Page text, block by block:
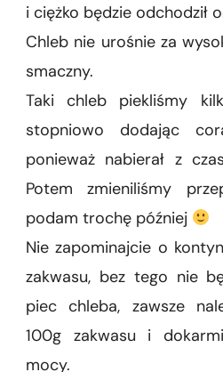
i ciężko będzie odchodził
Chleb nie urośnie za
smaczny.
Taki chleb piekliśmy
stopniowo dodając
ponieważ nabierał z
Potem zmieniliśmy
podam trochę później
Nie zapominajcie o
zakwasu, bez tego nie
piec chleba, zawsze
100g zakwasu i
mocy.